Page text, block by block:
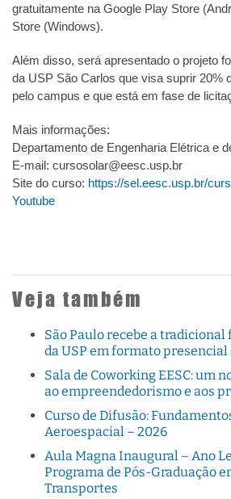
gratuitamente na Google Play Store
Store (Windows).
Além disso, será apresentado o projeto
da USP São Carlos que visa suprir 20%
pelo campus e que está em fase de
Mais informações:
Departamento de Engenharia Elétrica e
E-mail: cursosolar@eesc.usp.br
Site do curso: https://sel.eesc.usp.br/
Youtube
Veja também
São Paulo recebe a
da USP em formato
Sala de Coworking EESC: um
ao empreendedorismo e aos
Curso de Difusão:
Aeroespacial – 2026
Aula Magna Inaugural – Ano
Programa de Pós-Graduação
Transportes